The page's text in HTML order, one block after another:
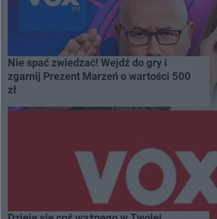
Nie spać zwiedzać! Wejdź do gry i
zgarnij Prezent Marzeń o wartości 500
zł